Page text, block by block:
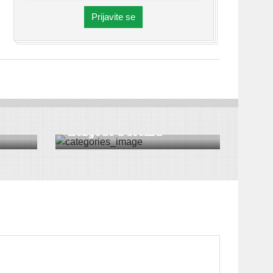
Prijavite se
SERVIS
nezgode u Sremu